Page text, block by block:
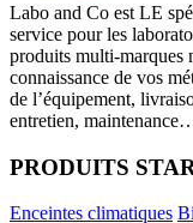
Labo and Co est LE
service pour les
produits multi-marques
connaissance de vos
de l’équipement,
entretien,
PRODUITS
Enceintes climatiques